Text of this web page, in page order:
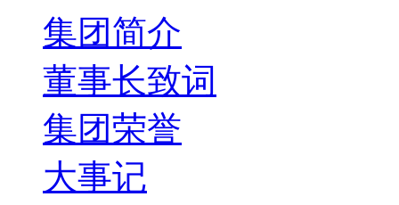
集团简介
董事长致词
集团荣誉
大事记